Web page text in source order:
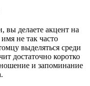
вы делаете акцент на
не так часто
выделяться среди
достаточно коротко
и запоминание